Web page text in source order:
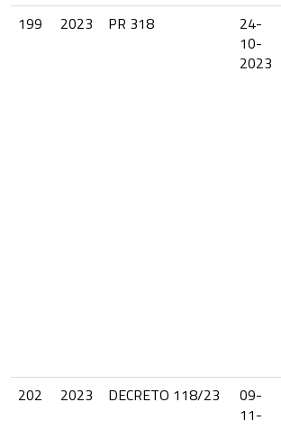
199
2023 PR 318
24-
10-
2023
202
2023 DECRETO 118/23
09-
11-